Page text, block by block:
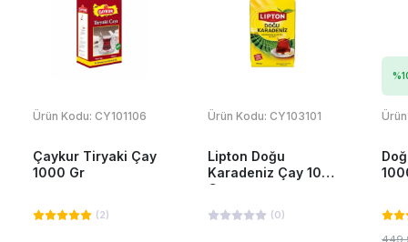
Ürün Kodu: CY101106
Çaykur Tiryaki Çay
1000 Gr
(2)
Ürün Kodu: CY103101
Lipton Doğu
Karadeniz Çay 1000
Gr
(0)
%